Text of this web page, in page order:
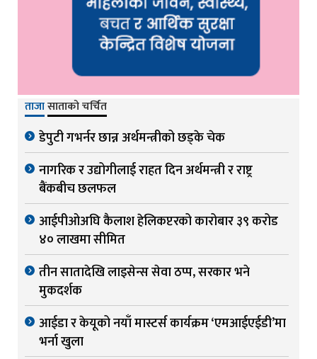
ताजासाताको चर्चित
डेपुटी गभर्नर छान्न अर्थमन्त्रीको छड्के चेक
नागरिक र उद्योगीलाई राहत दिन अर्थमन्त्री र राष्ट्र
बैंकबीच छलफल
आईपीओअघि कैलाश हेलिकप्टरको कारोबार ३९ करोड
४० लाखमा सीमित
तीन सातादेखि लाइसेन्स सेवा ठप्प, सरकार भने
मुकदर्शक
आईडा र केयूको नयाँ मास्टर्स कार्यक्रम ‘एमआईएईडी’मा
भर्ना खुला